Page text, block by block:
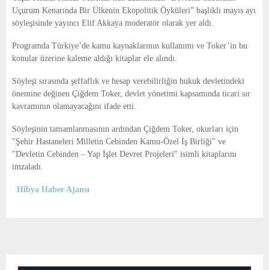
N
U
Uçurum Kenarında Bir Ülkenin Ekopolitik Öyküleri” başlıklı mayıs ayı
söyleşisinde yayıncı Elif Akkaya moderatör olarak yer aldı.
Programda Türkiye’de kamu kaynaklarının kullanımı ve Toker’in bu
konular üzerine kaleme aldığı kitaplar ele alındı.
Söyleşi sırasında şeffaflık ve hesap verebilirliğin hukuk devletindeki
önemine değinen Çiğdem Toker, devlet yönetimi kapsamında ticari sır
kavramının olamayacağını ifade etti.
Söyleşinin tamamlanmasının ardından Çiğdem Toker, okurları için
"Şehir Hastaneleri Milletin Cebinden Kamu-Özel İş Birliği" ve
"Devletin Cebinden – Yap İşlet Devret Projeleri" isimli kitaplarını
imzaladı.
Hibya Haber Ajansı